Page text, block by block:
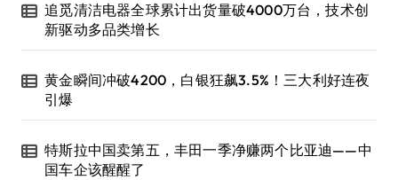
追觅清洁电器全球累计出货量破4000万台，技术创
新驱动多品类增长
黄金瞬间冲破4200，白银狂飙3.5%！三大利好连夜
引爆
特斯拉中国卖第五，丰田一季净赚两个比亚迪——中
国车企该醒醒了